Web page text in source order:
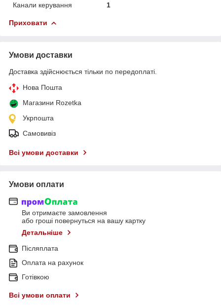
Канали керування
1
Приховати
Умови доставки
Доставка здійснюється тільки по передоплаті.
Нова Пошта
Магазини Rozetka
Укрпошта
Самовивіз
Всі умови доставки
Умови оплати
Ви отримаєте замовлення
або гроші повернуться на вашу картку
Детальніше
Післяплата
Оплата на рахунок
Готівкою
Всі умови оплати